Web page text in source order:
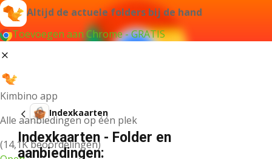
Altijd de actuele folders bij de hand
Toevoegen aan Chrome - GRATIS
Kimbino app
Alle aanbiedingen op één plek
(14,1K beoordelingen)
Indexkaarten
Indexkaarten - Folder en
aanbiedingen: